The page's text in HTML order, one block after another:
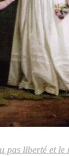
pas liberté et le